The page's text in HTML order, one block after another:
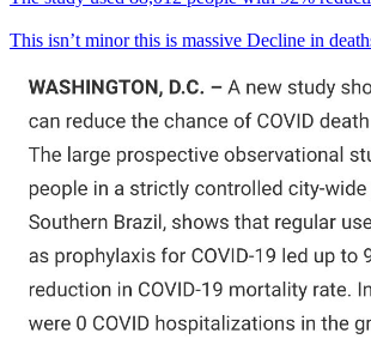
This isn’t minor this is massive Decline in